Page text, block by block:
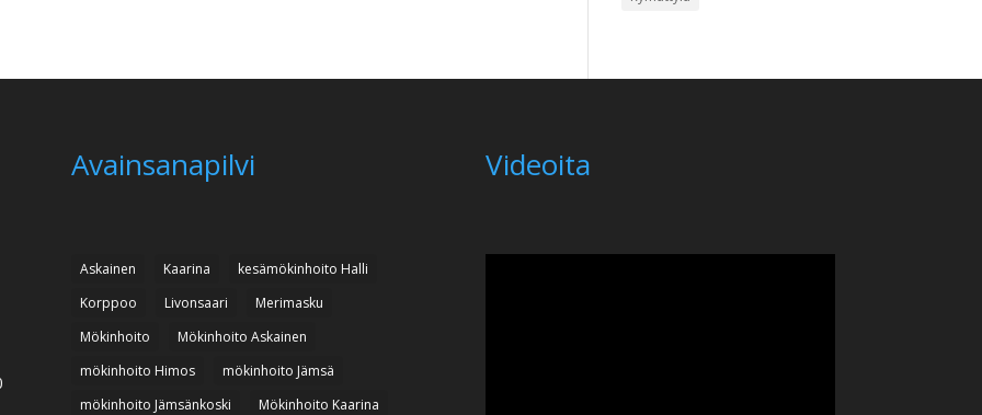
Avainsanapilvi
Askainen Kaarina
kesämökinhoito Halli
Korppoo
Livonsaari
Merimasku
Mökinhoito
Mökinhoito Askainen
mökinhoito Himos
mökinhoito Jämsä
mökinhoito Jämsänkoski
Mökinhoito Kaarina
Videoita